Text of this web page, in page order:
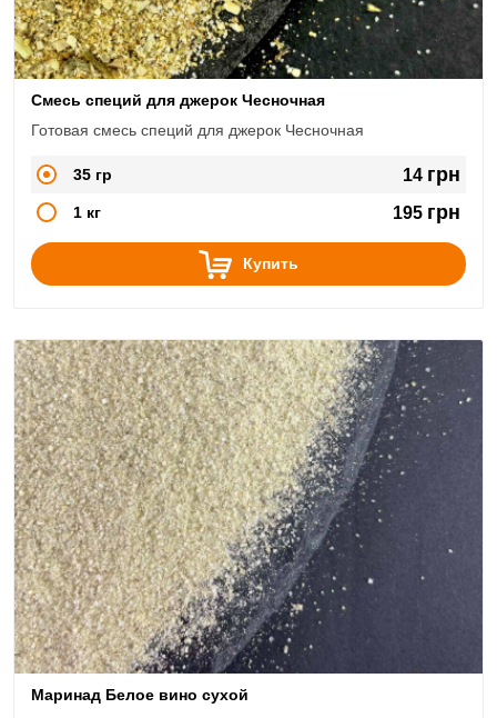
Смесь специй для джерок Чесночная
Готовая смесь специй для джерок Чесночная
35 гр 14 грн
1 кг 195 грн
Купить
Маринад Белое вино сухой